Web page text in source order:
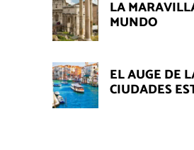
LA
MUNDO
EL AUGE DE
CIUDADES